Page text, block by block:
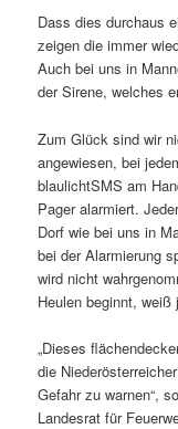
Dass dies durchaus
zeigen die immer
Auch bei uns in
der Sirene, welches
Zum Glück sind wir
angewiesen, bei
blaulichtSMS am
Pager alarmiert.
Dorf wie bei uns in
bei der Alarmierung
wird nicht
Heulen beginnt,
„Dieses
die
Gefahr zu warnen“,
Landesrat für